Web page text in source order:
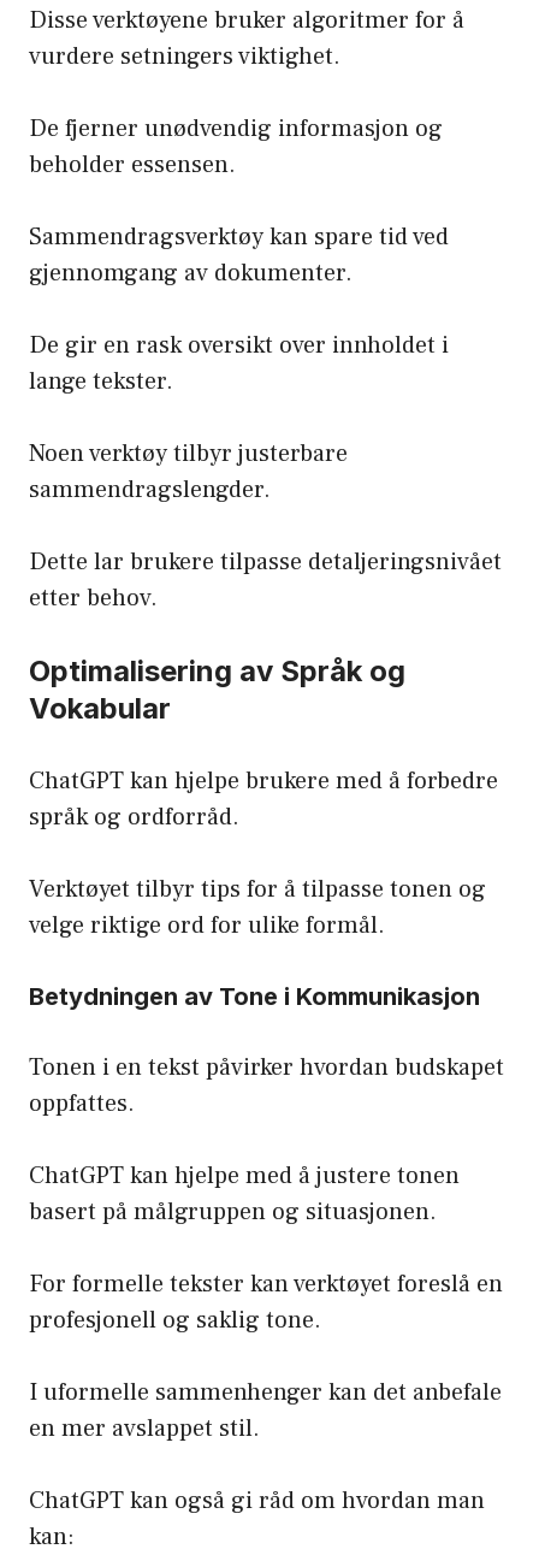
Disse verktøyene bruker algoritmer for å
vurdere setningers viktighet.
De fjerner unødvendig informasjon og
beholder essensen.
Sammendragsverktøy kan spare tid ved
gjennomgang av dokumenter.
De gir en rask oversikt over innholdet i
lange tekster.
Noen verktøy tilbyr justerbare
sammendragslengder.
Dette lar brukere tilpasse detaljeringsnivået
etter behov.
Optimalisering av Språk og
Vokabular
ChatGPT kan hjelpe brukere med å forbedre
språk og ordforråd.
Verktøyet tilbyr tips for å tilpasse tonen og
velge riktige ord for ulike formål.
Betydningen av Tone i Kommunikasjon
Tonen i en tekst påvirker hvordan budskapet
oppfattes.
ChatGPT kan hjelpe med å justere tonen
basert på målgruppen og situasjonen.
For formelle tekster kan verktøyet foreslå en
profesjonell og saklig tone.
I uformelle sammenhenger kan det anbefale
en mer avslappet stil.
ChatGPT kan også gi råd om hvordan man
kan: